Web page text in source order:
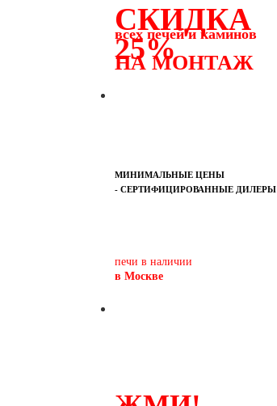
СКИДКА
всех печей и каминов
25%
НА МОНТАЖ
МИНИМАЛЬНЫЕ ЦЕНЫ
- СЕРТИФИЦИРОВАННЫЕ ДИЛЕРЫ
печи в наличии
в Москве